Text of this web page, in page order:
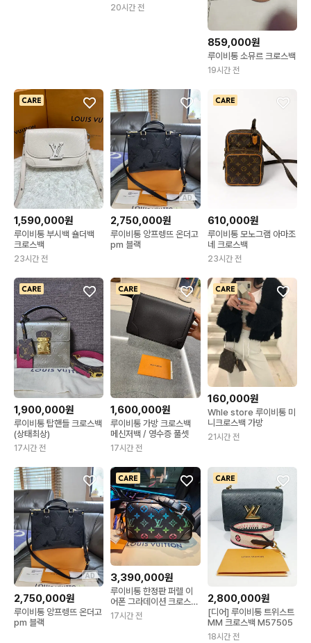
20시간 전
859,000원
루이비통 소뮤르 크로스백
19시간 전
1,590,000원
루이비통 부시백 숄더백
크로스백
23시간 전
AD
2,750,000원
루이비통 앙프렝뜨 온더고
pm 블랙
610,000원
루이비통 모노그램 아마조
네 크로스백
23시간 전
1,900,000원
루이비통 탑핸들 크로스백
(상태최상)
17시간 전
1,600,000원
루이비통 가방 크로스백
메신저백 / 영수증 풀셋
17시간 전
160,000원
Whle store 루이비통 미
니크로스백 가방
21시간 전
AD
2,750,000원
루이비통 앙프렝뜨 온더고
pm 블랙
3,390,000원
루이비통 한정판 퍼렐 이
어폰 그라데이션 크로스백
(새상품)
17시간 전
2,800,000원
[디어] 루이비통 트위스트
MM 크로스백 M57505
18시간 전